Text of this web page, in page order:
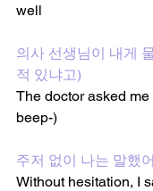
well
의사 선생님이 내게
적 있냐고)
The doctor asked
beep-)
주저 없이 나는 말했
Without hesitation, I